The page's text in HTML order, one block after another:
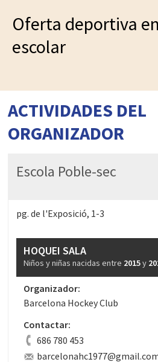
Oferta deportiva
escolar
ACTIVIDADES DEL
ORGANIZADOR
Escola Poble-sec
pg. de l'Exposició, 1-3
HOQUEI SALA
Niños y niñas nacidas entre 2015y
Organizador:
Barcelona Hockey Club
Contactar:
686 780 453